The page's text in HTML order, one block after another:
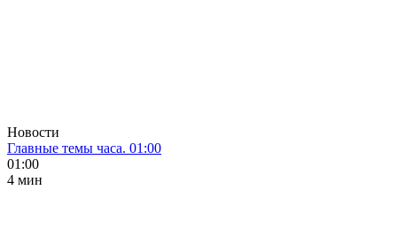
Новости
Главные темы часа. 01:00
01:00
4 мин